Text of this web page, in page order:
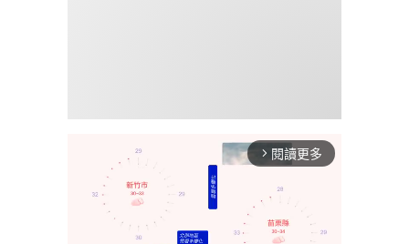
arrow_forward_ios 閱讀更多